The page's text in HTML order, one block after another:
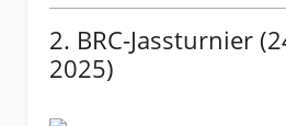
2. BRC-Jassturnier
2025)